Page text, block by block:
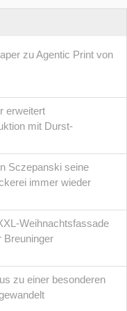
zu Agentic Print von
erweitert
mit Durst-
Sczepanski seine
immer wieder
Weihnachtsfassade
Breuninger
zu einer besonderen